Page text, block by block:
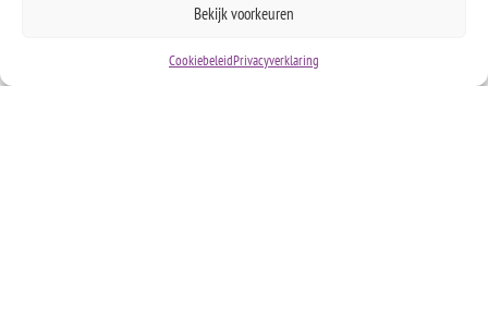
Bekijk voorkeuren
CookiebeleidPrivacyverklaring